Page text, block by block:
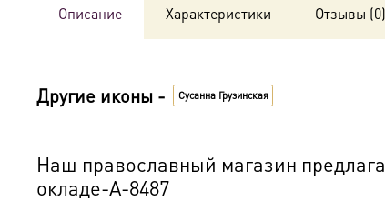
Описание Характеристики Отзывы (0)
Другие иконы - Сусанна Грузинская
Наш православный магазин
окладе-A-8487